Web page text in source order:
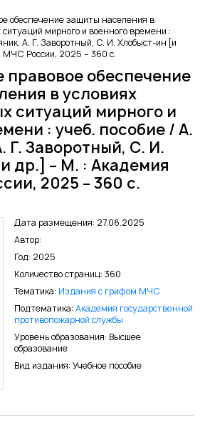
обеспечение защиты населения в
мирного и военного времени :
А. Г. Заворотный, С. И. Хлобыст-ин [и
России, 2025 – 360 с.
правовое обеспечение
в условиях
ситуаций мирного и
: учеб. пособие / А.
Г. Заворотный, С. И.
др.] – М. : Академия
2025 – 360 с.
Дата размещения: 27.06.2025
Автор:
Год: 2025
Количество страниц: 360
Тематика: Издания с грифом МЧС
Подтематика: Академия государственной
противопожарной службы
Уровень образования: Высшее
образование
Вид издания: Учебное пособие